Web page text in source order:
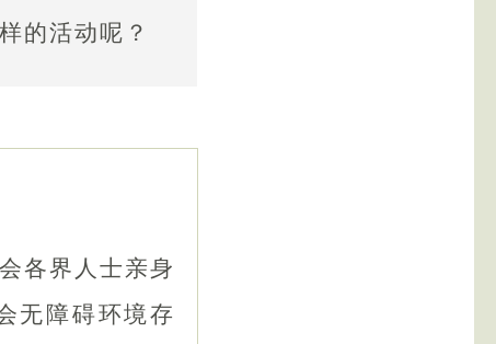
的活动呢？
各界人士亲身
无障碍环境存